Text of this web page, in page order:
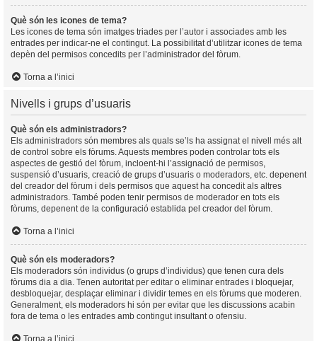
Què són les icones de tema?
Les icones de tema són imatges triades per l’autor i associades amb les
entrades per indicar-ne el contingut. La possibilitat d’utilitzar icones de tema
depèn del permisos concedits per l’administrador del fòrum.
Torna a l’inici
Nivells i grups d’usuaris
Què són els administradors?
Els administradors són membres als quals se’ls ha assignat el nivell més alt
de control sobre els fòrums. Aquests membres poden controlar tots els
aspectes de gestió del fòrum, incloent-hi l’assignació de permisos,
suspensió d’usuaris, creació de grups d’usuaris o moderadors, etc. depenent
del creador del fòrum i dels permisos que aquest ha concedit als altres
administradors. També poden tenir permisos de moderador en tots els
fòrums, depenent de la configuració establida pel creador del fòrum.
Torna a l’inici
Què són els moderadors?
Els moderadors són individus (o grups d’individus) que tenen cura dels
fòrums dia a dia. Tenen autoritat per editar o eliminar entrades i bloquejar,
desbloquejar, desplaçar eliminar i dividir temes en els fòrums que moderen.
Generalment, els moderadors hi són per evitar que les discussions acabin
fora de tema o les entrades amb contingut insultant o ofensiu.
Torna a l’inici